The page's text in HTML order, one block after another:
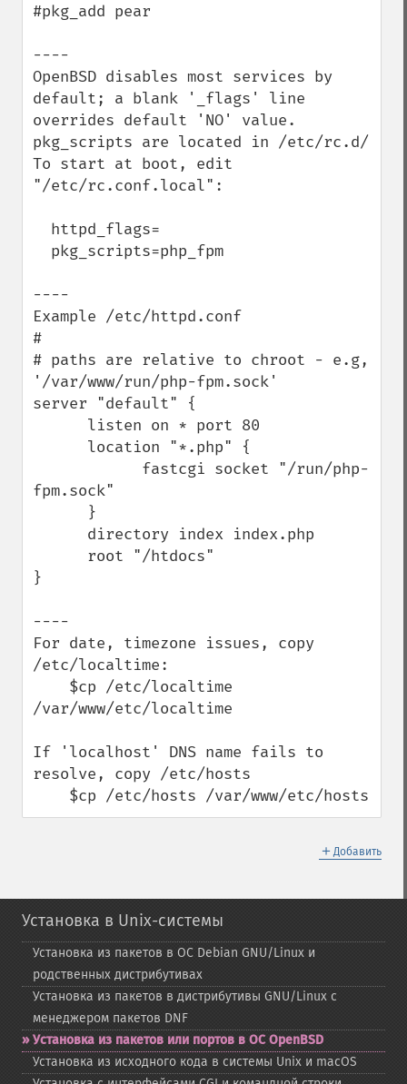
#pkg_add pear
----
OpenBSD disables most services by
default; a blank '_flags' line
overrides default 'NO' value.
pkg_scripts are located in /etc/rc.d/
To start at boot, edit
"/etc/rc.conf.local":
----
Example /etc/httpd.conf
#
# paths are relative to chroot - e.g,
'/var/www/run/php-fpm.sock'
server "default" {
fpm.sock"
}
----
For date, timezone issues, copy
/etc/localtime:
/var/www/etc/localtime
If 'localhost' DNS name fails to
resolve, copy /etc/hosts
    $cp /etc/hosts /var/www/etc/hosts
＋ Добавить
Установка в Unix-системы
Установка из пакетов в ОС Debian GNU/Linux и
родственных дистрибутивах
Установка из пакетов в дистрибутивы GNU/Linux с
менеджером пакетов DNF
Установка из пакетов или портов в ОС OpenBSD
Установка из исходного кода в системы Unix и macOS